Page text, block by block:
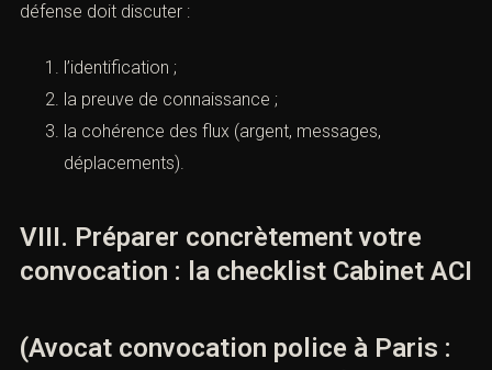
défense doit discuter :
l’identification ;
la preuve de connaissance ;
la cohérence des flux (argent, messages,
déplacements).
VIII. Préparer concrètement votre
convocation : la checklist Cabinet ACI
(Avocat convocation police à Paris :